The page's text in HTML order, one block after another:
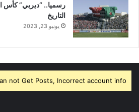
رسميا.. “ديربي” كأس
التاريخ
يونيو 23, 2023
not Get Posts, Incorrect account info.